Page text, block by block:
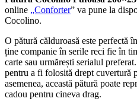
online „Conforter” va pune la
Cocolino.
O pătură călduroasă este perfectă
ține companie în serile reci fie în
carte sau urmărești serialul
pentru a fi folosită drept cuvertură
asemenea, această pătură poate
cadou pentru cineva drag.